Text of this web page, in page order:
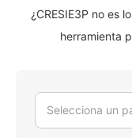
¿CRESIE3P no es
herramienta
Selecciona un